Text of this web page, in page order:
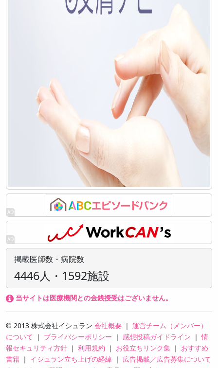
掲載医師数・病院数
4446人・1592施設
当サイトは医療機関との金銭授受はございません。
© 2013 株式会社イシュラン 会社概要 ｜ 運営チーム（メンバー）
について
｜ プライバシーポリシー ｜ 感想投稿ガイドライン ｜情
報セキュリティ方針 ｜ 利用規約 ｜ お役立ちリンク集 ｜ おすすめ
書籍 ｜ イシュラン立ち上げの経緯 ｜ 広告掲載／広告募集について